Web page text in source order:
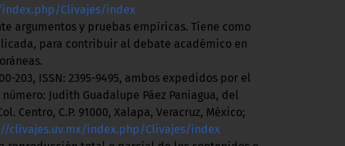
Clivajes/index
argumentos y pruebas empíricas. Tiene como
para contribuir al debate académico en
203, ISSN: 2395-9495, ambos expedidos por el
Judith Guadalupe Páez Paniagua, del
Centro, C.P. 91000, Xalapa, Veracruz, México;
clivajes.uv.mx/index.php/Clivajes/index